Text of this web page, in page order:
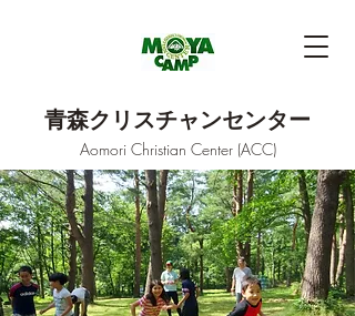
青森クリスチャンセンター
Aomori Christian Center (ACC)